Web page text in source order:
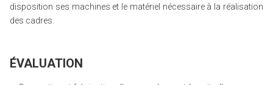
disposition ses machines et le matériel nécessaire à la réalisation
des cadres.
ÉVALUATION